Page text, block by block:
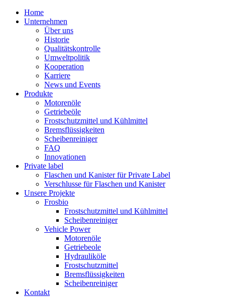
Home
Unternehmen
Über uns
Historie
Qualitätskontrolle
Umweltpolitik
Kooperation
Karriere
News und Events
Produkte
Motorenöle
Getriebeöle
Frostschutzmittel und Kühlmittel
Bremsflüssigkeiten
Scheibenreiniger
FAQ
Innovationen
Private label
Flaschen und Kanister für Private Label
Verschlusse für Flaschen und Kanister
Unsere Projekte
Frosbio
Frostschutzmittel und Kühlmittel
Scheibenreiniger
Vehicle Power
Motorenöle
Getriebeole
Hydrauliköle
Frostschutzmittel
Bremsflüssigkeiten
Scheibenreiniger
Kontakt